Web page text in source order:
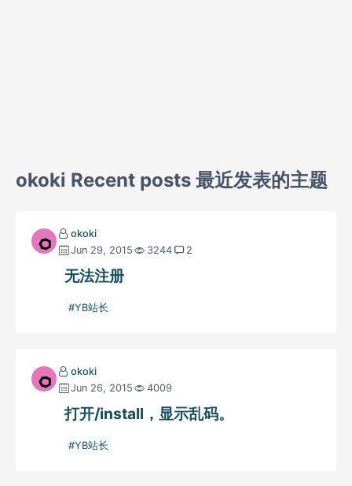
okoki Recent posts 最近发表的主题
okoki
Jun 29, 2015
3244 2
无法注册
YB站长
okoki
Jun 26, 2015
4009
打开/install，显示乱码。
YB站长